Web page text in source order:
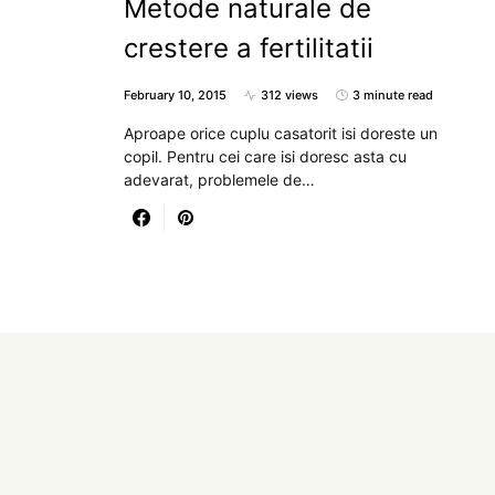
Metode naturale de
crestere a fertilitatii
February 10, 2015 312 views 3 minute read
Aproape orice cuplu casatorit isi doreste un
copil. Pentru cei care isi doresc asta cu
adevarat, problemele de…